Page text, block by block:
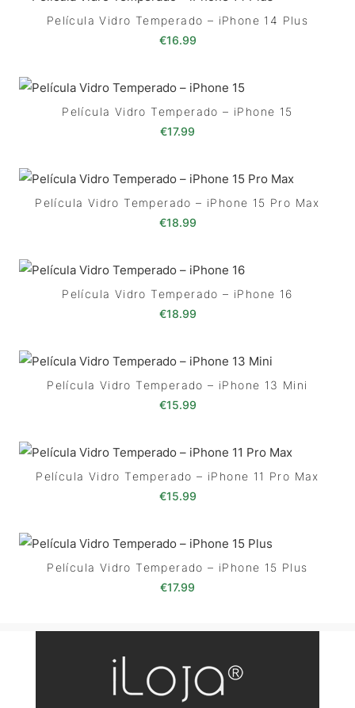
Película Vidro Temperado – iPhone 14 Plus
€16.99
Película Vidro Temperado – iPhone 15
€17.99
Película Vidro Temperado – iPhone 15 Pro Max
€18.99
Película Vidro Temperado – iPhone 16
€18.99
Película Vidro Temperado – iPhone 13 Mini
€15.99
Película Vidro Temperado – iPhone 11 Pro Max
€15.99
Película Vidro Temperado – iPhone 15 Plus
€17.99